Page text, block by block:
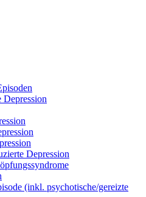
Depression
Depression
(inkl. psychotische/gereizte